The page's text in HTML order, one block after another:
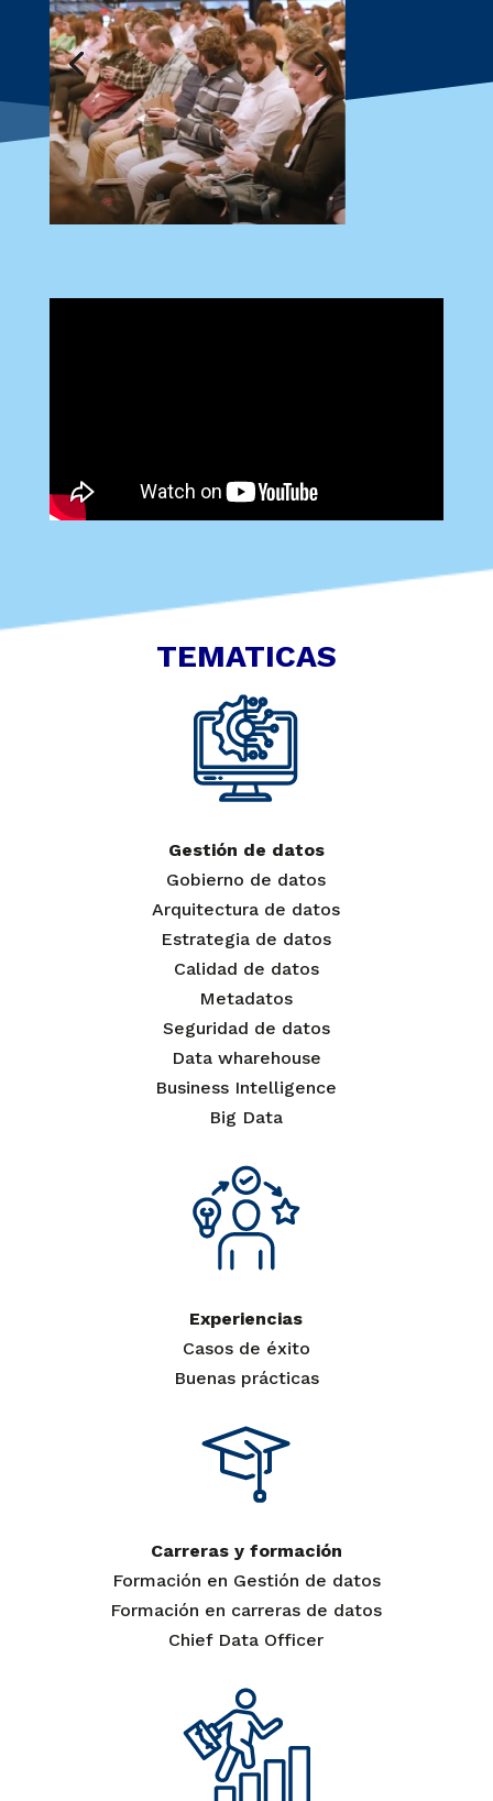
TEMATICAS
Gestión de datos
Gobierno de datos
Arquitectura de datos
Estrategia de datos
Calidad de datos
Metadatos
Seguridad de datos
Data wharehouse
Business Intelligence
Big Data
Experiencias
Casos de éxito
Buenas prácticas
Carreras y formación
Formación en Gestión de datos
Formación en carreras de datos
Chief Data Officer